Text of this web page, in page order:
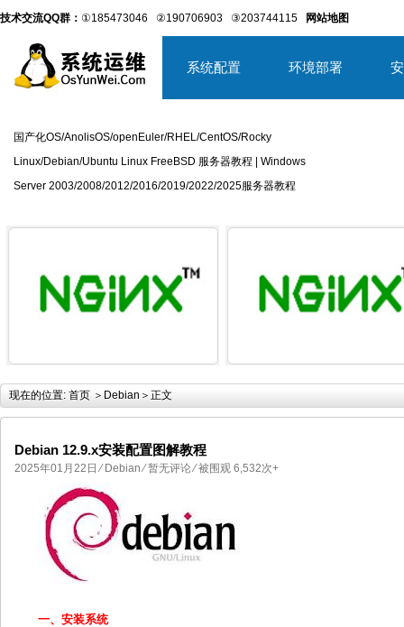
技术交流QQ群： ①185473046 ②190706903 ③203744115 网站地图
系统配置 环境部署
国产化OS/AnolisOS/openEuler/RHEL/CentOS/Rocky
Linux/Debian/Ubuntu Linux FreeBSD 服务器教程 | Windows
Server 2003/2008/2012/2016/2019/2022/2025服务器教程
国产化操作系统欧拉openEuler编
现在的位置: 首页 ＞ Debian ＞正文
Debian 12.9.x安装配置图解教程
2025年01月22日 ⁄ Debian ⁄暂无评论⁄ 被围观 6,532次+
一、安装系统